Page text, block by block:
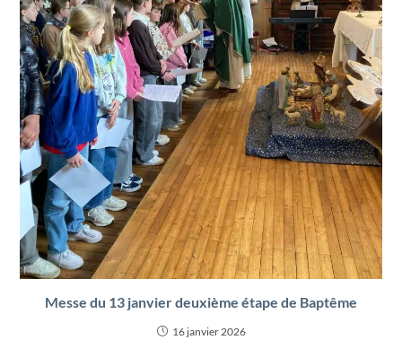
Messe du 13 janvier deuxième étape de Baptême
16 janvier 2026